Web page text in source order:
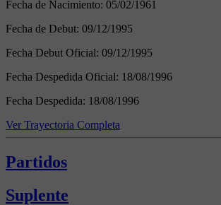
Fecha de Nacimiento: 05/02/1961
Fecha de Debut: 09/12/1995
Fecha Debut Oficial: 09/12/1995
Fecha Despedida Oficial: 18/08/1996
Fecha Despedida: 18/08/1996
Ver Trayectoria Completa
Partidos
Suplente